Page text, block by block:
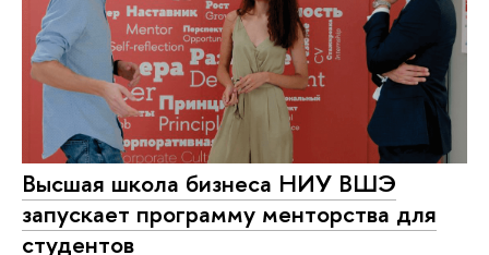
Высшая школа бизнеса НИУ ВШЭ
запускает программу менторства для
студентов